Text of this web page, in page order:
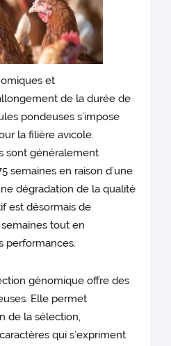
et
de la durée de
pondeuses s’impose
la filière avicole.
sont généralement
semaines en raison d’une
dégradation de la qualité
est désormais de
tout en
performances.
génomique offre des
Elle permet
de la sélection,
qui s’expriment